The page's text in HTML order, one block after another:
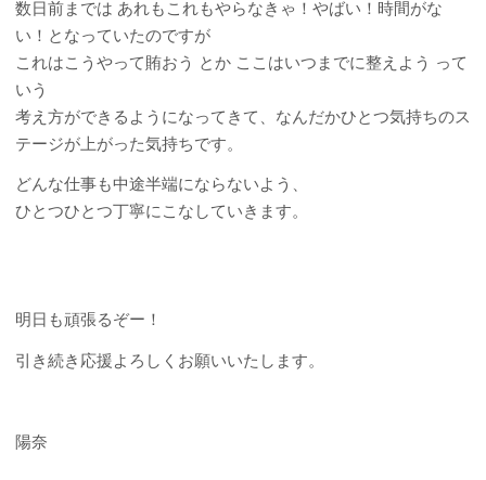
数日前までは あれもこれもやらなきゃ！やばい！時間がな
い！となっていたのですが
これはこうやって賄おう とか ここはいつまでに整えよう って
いう
考え方ができるようになってきて、なんだかひとつ気持ちのス
テージが上がった気持ちです。
どんな仕事も中途半端にならないよう、
ひとつひとつ丁寧にこなしていきます。
明日も頑張るぞー！
引き続き応援よろしくお願いいたします。
陽奈